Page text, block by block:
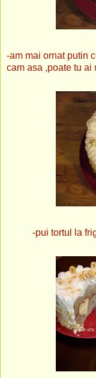
-am mai ornat putin
cam asa ,poate tu ai
-pui tortul la